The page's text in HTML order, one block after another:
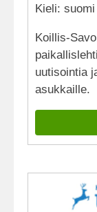
Kieli: suomi
Koillis-
uutisointia
asukkaille.